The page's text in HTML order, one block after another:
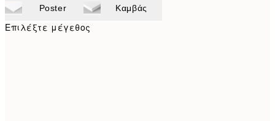
Poster Καμβάς
Επιλέξτε μέγεθος